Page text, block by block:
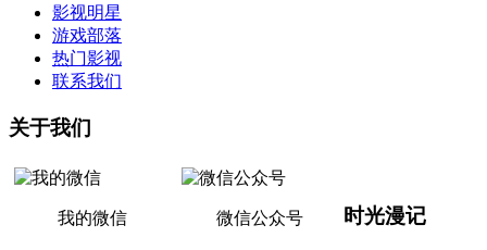
影视明星
游戏部落
热门影视
联系我们
关于我们
我的微信 微信公众号 时光漫记